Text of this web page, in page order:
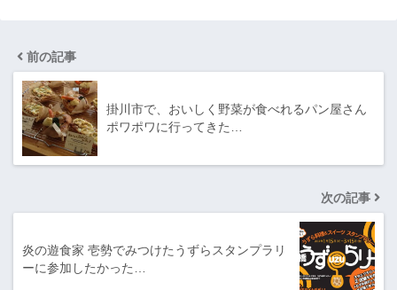
前の記事
掛川市で、おいしく野菜が食べれるパン屋さん
ポワポワに行ってきた…
次の記事
炎の遊食家 壱勢でみつけたうずらスタンプラリ
ーに参加したかった…